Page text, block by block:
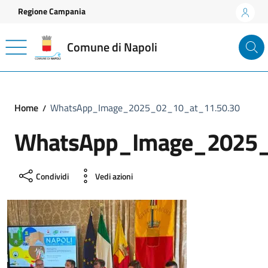
Vai ai contenuti
Vai al footer
Regione Campania
Comune di Napoli
Home WhatsApp_Image_2025_02_10_at_11.50.30
Condividi Vedi azioni